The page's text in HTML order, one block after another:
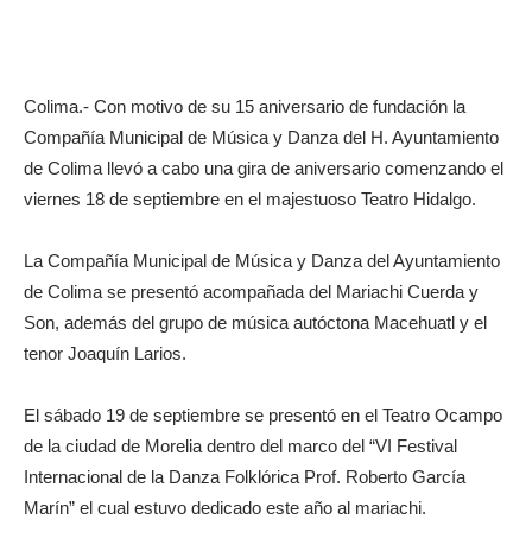
Colima.- Con motivo de su 15 aniversario de fundación la
Compañía Municipal de Música y Danza del H. Ayuntamiento
de Colima llevó a cabo una gira de aniversario comenzando el
viernes 18 de septiembre en el majestuoso Teatro Hidalgo.
La Compañía Municipal de Música y Danza del Ayuntamiento
de Colima se presentó acompañada del Mariachi Cuerda y
Son, además del grupo de música autóctona Macehuatl y el
tenor Joaquín Larios.
El sábado 19 de septiembre se presentó en el Teatro Ocampo
de la ciudad de Morelia dentro del marco del “VI Festival
Internacional de la Danza Folklórica Prof. Roberto García
Marín” el cual estuvo dedicado este año al mariachi.